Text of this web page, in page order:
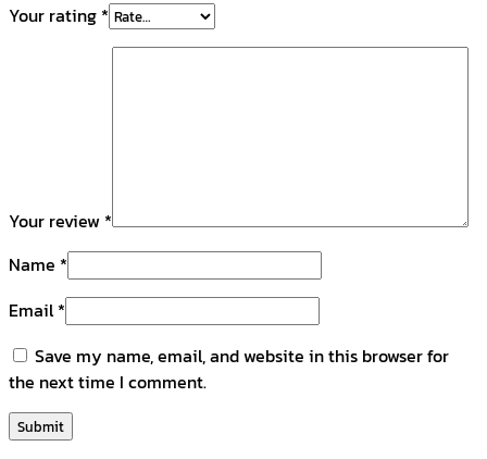
Your rating *
Your review *
Name *
Email*
Save my name, email, and website in this browser for
the next time I comment.